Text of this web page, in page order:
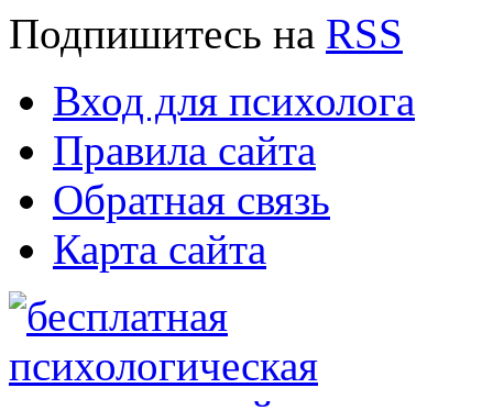
Подпишитесь на RSS
Вход для психолога
Правила сайта
Обратная связь
Карта сайта